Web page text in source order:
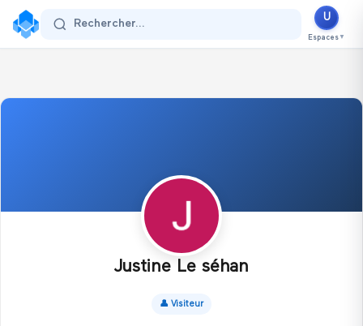
Se connecter
Rechercher...
U
Espaces ▼
Justine Le séhan
👤 Visiteur